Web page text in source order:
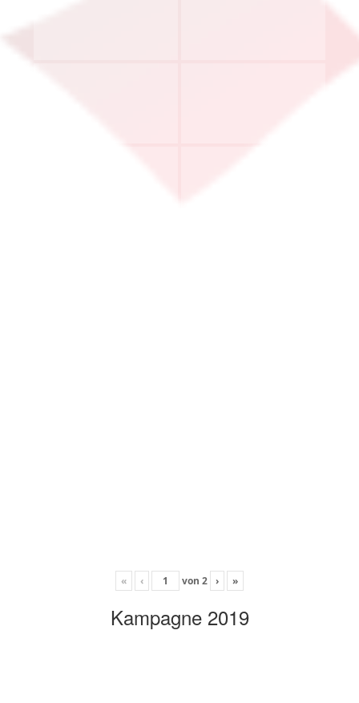
« ‹ von 2 › »
Kampagne 2019